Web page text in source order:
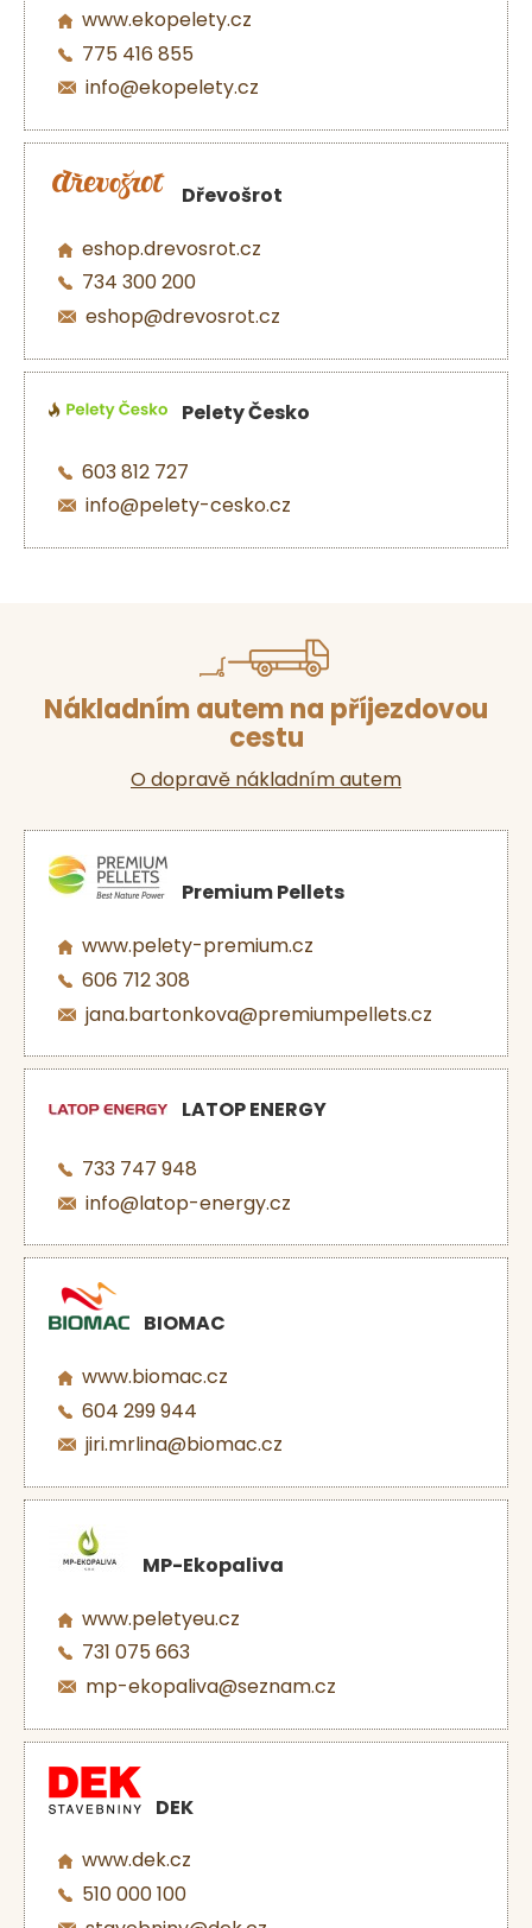
www.ekopelety.cz
775 416 855
info@ekopelety.cz
Dřevošrot
eshop.drevosrot.cz
734 300 200
eshop@drevosrot.cz
Pelety Česko
603 812 727
info@pelety-cesko.cz
Nákladním autem na příjezdovou
cestu
O dopravě nákladním autem
Premium Pellets
www.pelety-premium.cz
606 712 308
jana.bartonkova@premiumpellets.cz
LATOP ENERGY
733 747 948
info@latop-energy.cz
BIOMAC
www.biomac.cz
604 299 944
jiri.mrlina@biomac.cz
MP-Ekopaliva
www.peletyeu.cz
731 075 663
mp-ekopaliva@seznam.cz
DEK
www.dek.cz
510 000 100